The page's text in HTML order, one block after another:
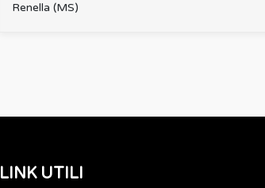
Renella (MS)
LINK UTILI